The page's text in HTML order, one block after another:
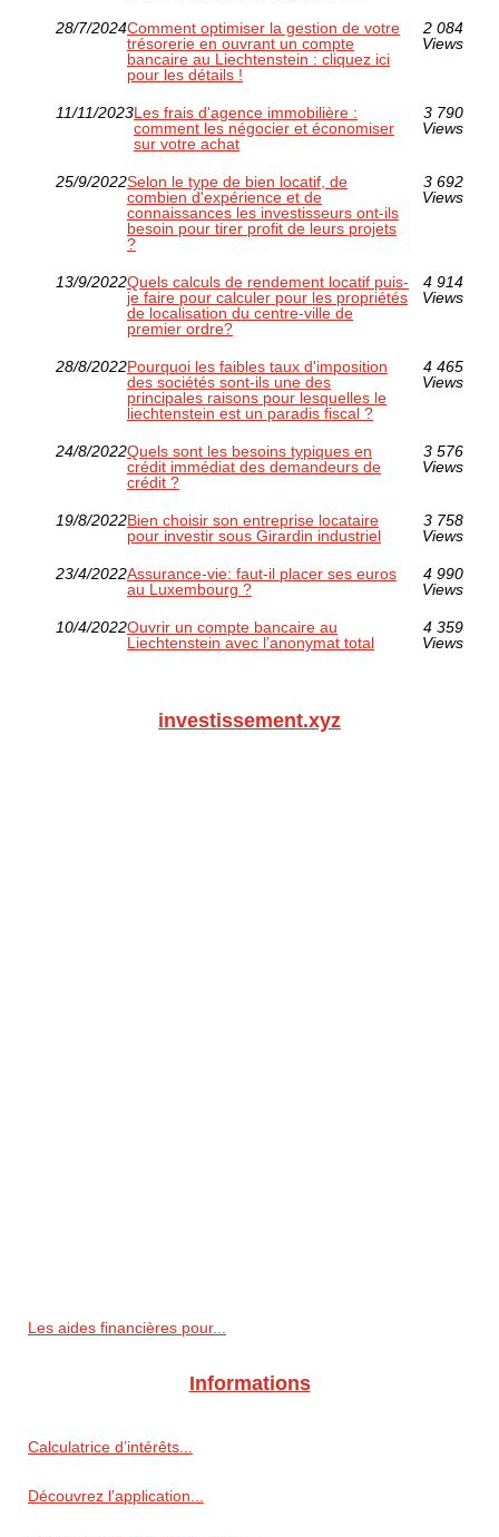
28/7/2024Comment optimiser la gestion de votre
trésorerie en ouvrant un compte
bancaire au Liechtenstein : cliquez ici
pour les détails !
2 084
Views
11/11/2023Les frais d'agence immobilière :
comment les négocier et économiser
sur votre achat
3 790
Views
25/9/2022Selon le type de bien locatif, de
combien d'expérience et de
connaissances les investisseurs ont-ils
besoin pour tirer profit de leurs projets
?
3 692
Views
13/9/2022Quels calculs de rendement locatif puis-
je faire pour calculer pour les propriétés
de localisation du centre-ville de
premier ordre?
4 914
Views
28/8/2022Pourquoi les faibles taux d'imposition
des sociétés sont-ils une des
principales raisons pour lesquelles le
liechtenstein est un paradis fiscal ?
4 465
Views
24/8/2022Quels sont les besoins typiques en
crédit immédiat des demandeurs de
crédit ?
3 576
Views
19/8/2022Bien choisir son entreprise locataire
pour investir sous Girardin industriel
3 758
Views
23/4/2022Assurance-vie: faut-il placer ses euros
au Luxembourg ?
4 990
Views
10/4/2022Ouvrir un compte bancaire au
Liechtenstein avec l’anonymat total
4 359
Views
investissement.xyz
Les aides financières pour...
Informations
Calculatrice d’intérêts...
Découvrez l'application...